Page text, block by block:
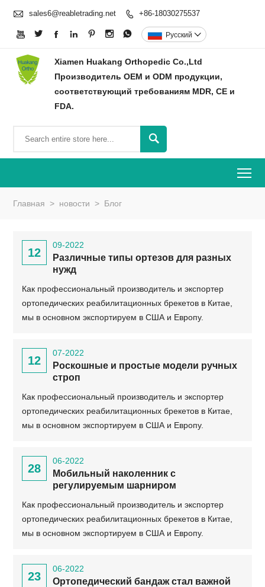
 sales6@reabletrading.net  +86-18030275537
       Pусский 
Xiamen Huakang Orthopedic Co.,Ltd
Производитель OEM и ODM продукции,
соответствующий требованиям MDR, CE и
FDA.

Главная > новости > Блог
12
09-2022
Различные типы ортезов для разных
нужд
Как профессиональный производитель и экспортер
ортопедических реабилитационных брекетов в Китае,
мы в основном экспортируем в США и Европу.
12
07-2022
Роскошные и простые модели ручных
строп
Как профессиональный производитель и экспортер
ортопедических реабилитационных брекетов в Китае,
мы в основном экспортируем в США и Европу.
28
06-2022
Мобильный наколенник с
регулируемым шарниром
Как профессиональный производитель и экспортер
ортопедических реабилитационных брекетов в Китае,
мы в основном экспортируем в США и Европу.
23
06-2022
Ортопедический бандаж стал важной